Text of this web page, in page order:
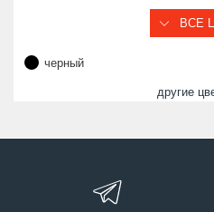
ВСЕ
черный
другие